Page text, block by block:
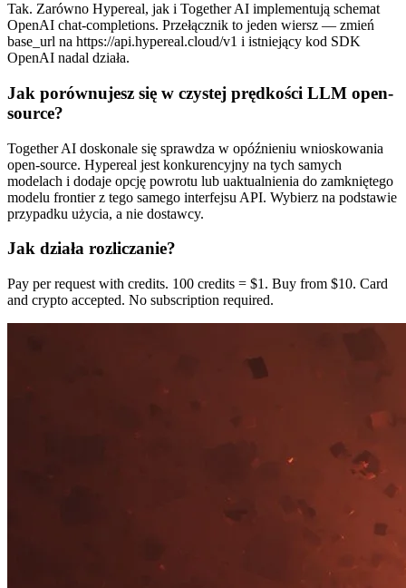
Tak. Zarówno Hypereal, jak i Together AI implementują schemat
OpenAI chat-completions. Przełącznik to jeden wiersz — zmień
base_url na https://api.hypereal.cloud/v1 i istniejący kod SDK
OpenAI nadal działa.
Jak porównujesz się w czystej prędkości LLM open-
source?
Together AI doskonale się sprawdza w opóźnieniu wnioskowania
open-source. Hypereal jest konkurencyjny na tych samych
modelach i dodaje opcję powrotu lub uaktualnienia do zamkniętego
modelu frontier z tego samego interfejsu API. Wybierz na podstawie
przypadku użycia, a nie dostawcy.
Jak działa rozliczanie?
Pay per request with credits. 100 credits = $1. Buy from $10. Card
and crypto accepted. No subscription required.